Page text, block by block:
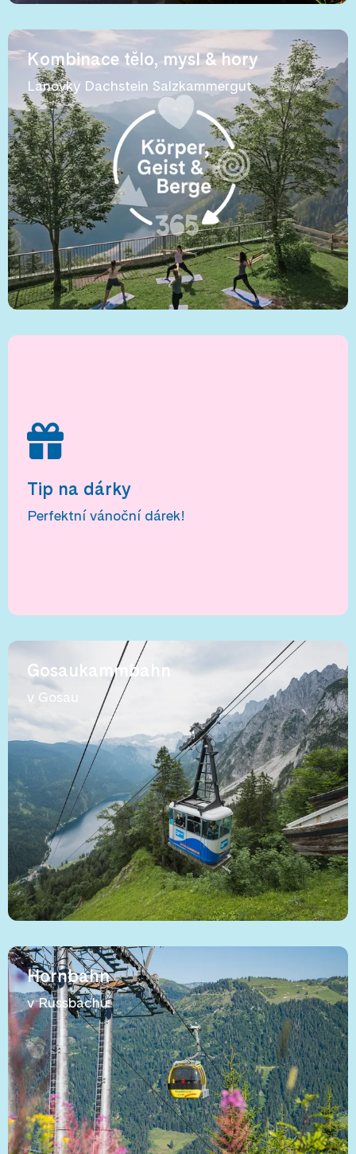
Kombinace tělo, mysl & hory
Lanovky Dachstein Salzkammergut
Tip na dárky
Perfektní vánoční dárek!
Gosaukammbahn
v Gosau
Hornbahn
v Russbachu